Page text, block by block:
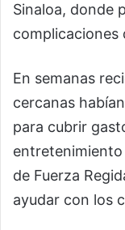
Sinaloa, donde
complicaciones
En semanas
cercanas
para cubrir
entretenimiento
de Fuerza
ayudar con los